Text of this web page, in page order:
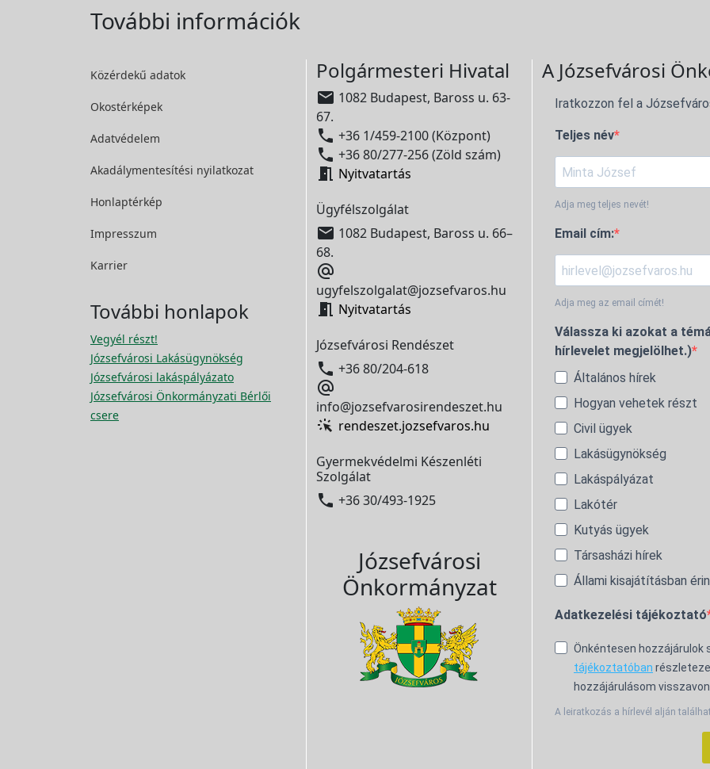
További információk
Közérdekű adatok
Okostérképek
Adatvédelem
Akadálymentesítési nyilatkozat
Honlaptérkép
Impresszum
Karrier
További honlapok
Vegyél részt!
Józsefvárosi Lakásügynökség
Józsefvárosi lakáspályázato
Józsefvárosi Önkormányzati Bérlői
csere
Polgármesteri Hivatal
 1082 Budapest, Baross u. 63-
67.
 +36 1/459-2100 (Központ)
 +36 80/277-256 (Zöld szám)
 Nyitvatartás
Ügyfélszolgálat
 1082 Budapest, Baross u. 66–
68.

ugyfelszolgalat@jozsefvaros.hu
 Nyitvatartás
Józsefvárosi Rendészet
 +36 80/204-618

info@jozsefvarosirendeszet.hu
rendeszet.jozsefvaros.hu
Gyermekvédelmi Készenléti
Szolgálat
 +36 30/493-1925
Józsefvárosi
Önkormányzat
A Józsefvárosi
Iratkozzon fel a
Teljes név
Adja meg teljes nevét!
Email cím:
Adja meg az email címét!
Válassza ki azokat a
hírlevelet megjelölhet.)
Általános hírek
Hogyan vehetek részt
Civil ügyek
Lakásügynökség
Lakáspályázat
Lakótér
Kutyás ügyek
Társasházi hírek
Állami kisajátításban
Adatkezelési tájékoztató
Önkéntesen hozzájárulok
tájékoztatóban
hozzájárulásom
A leiratkozás a hírlevél alján